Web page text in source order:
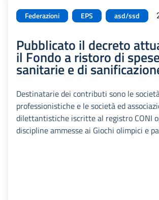
Federazioni EPS asd/ssd
Pubblicato il decreto
il Fondo a ristoro di
sanitarie e di
Destinatarie dei contributi sono le
professionistiche e le società ed
dilettantistiche iscritte al registro CONI
discipline ammesse ai Giochi olimpici e